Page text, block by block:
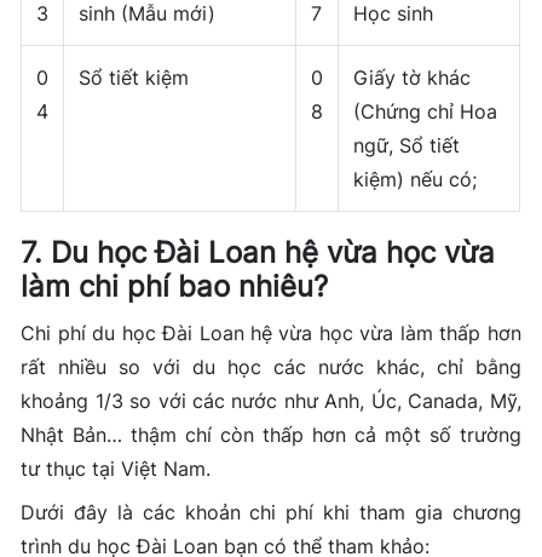
3
sinh (Mẫu mới)
7
Học sinh
0
4
Sổ tiết kiệm
0
8
Giấy tờ khác
(Chứng chỉ Hoa
ngữ, Sổ tiết
kiệm) nếu có;
7. Du học Đài Loan hệ vừa học vừa
làm chi phí bao nhiêu?
Chi phí du học Đài Loan hệ vừa học vừa làm thấp hơn
rất nhiều so với du học các nước khác, chỉ bằng
khoảng 1/3 so với các nước như Anh, Úc, Canada, Mỹ,
Nhật Bản… thậm chí còn thấp hơn cả một số trường
tư thục tại Việt Nam.
Dưới đây là các khoản chi phí khi tham gia chương
trình du học Đài Loan bạn có thể tham khảo: